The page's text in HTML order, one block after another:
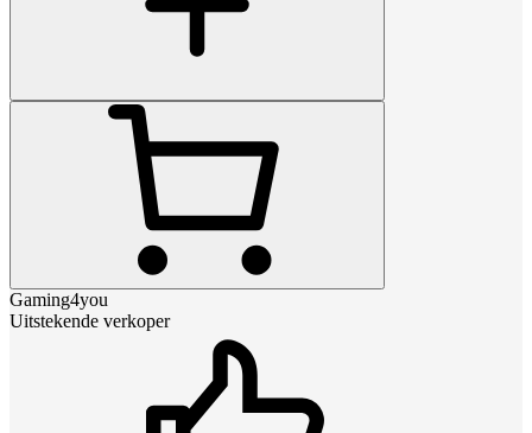
Gaming4you
Uitstekende verkoper